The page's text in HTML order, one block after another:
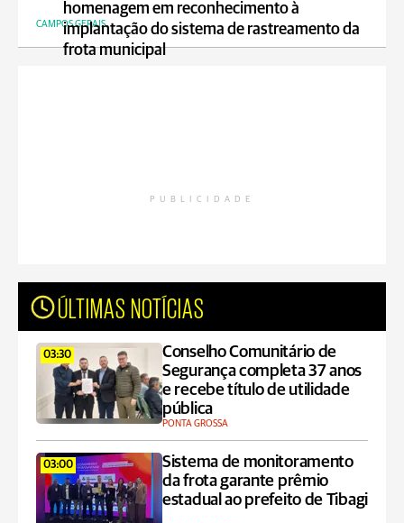
homenagem em reconhecimento à
implantação do sistema de rastreamento da
frota municipal
CAMPOS GERAIS
PUBLICIDADE
ÚLTIMAS NOTÍCIAS
03:30
Conselho Comunitário de
Segurança completa 37 anos
e recebe título de utilidade
pública
PONTA GROSSA
03:00
Sistema de monitoramento
da frota garante prêmio
estadual ao prefeito de Tibagi